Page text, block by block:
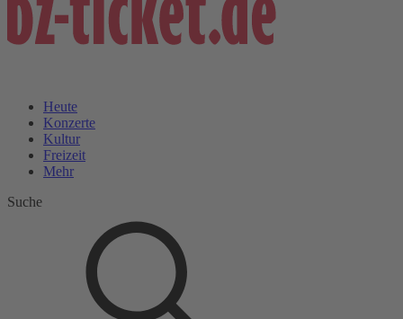
Heute
Konzerte
Kultur
Freizeit
Mehr
Suche